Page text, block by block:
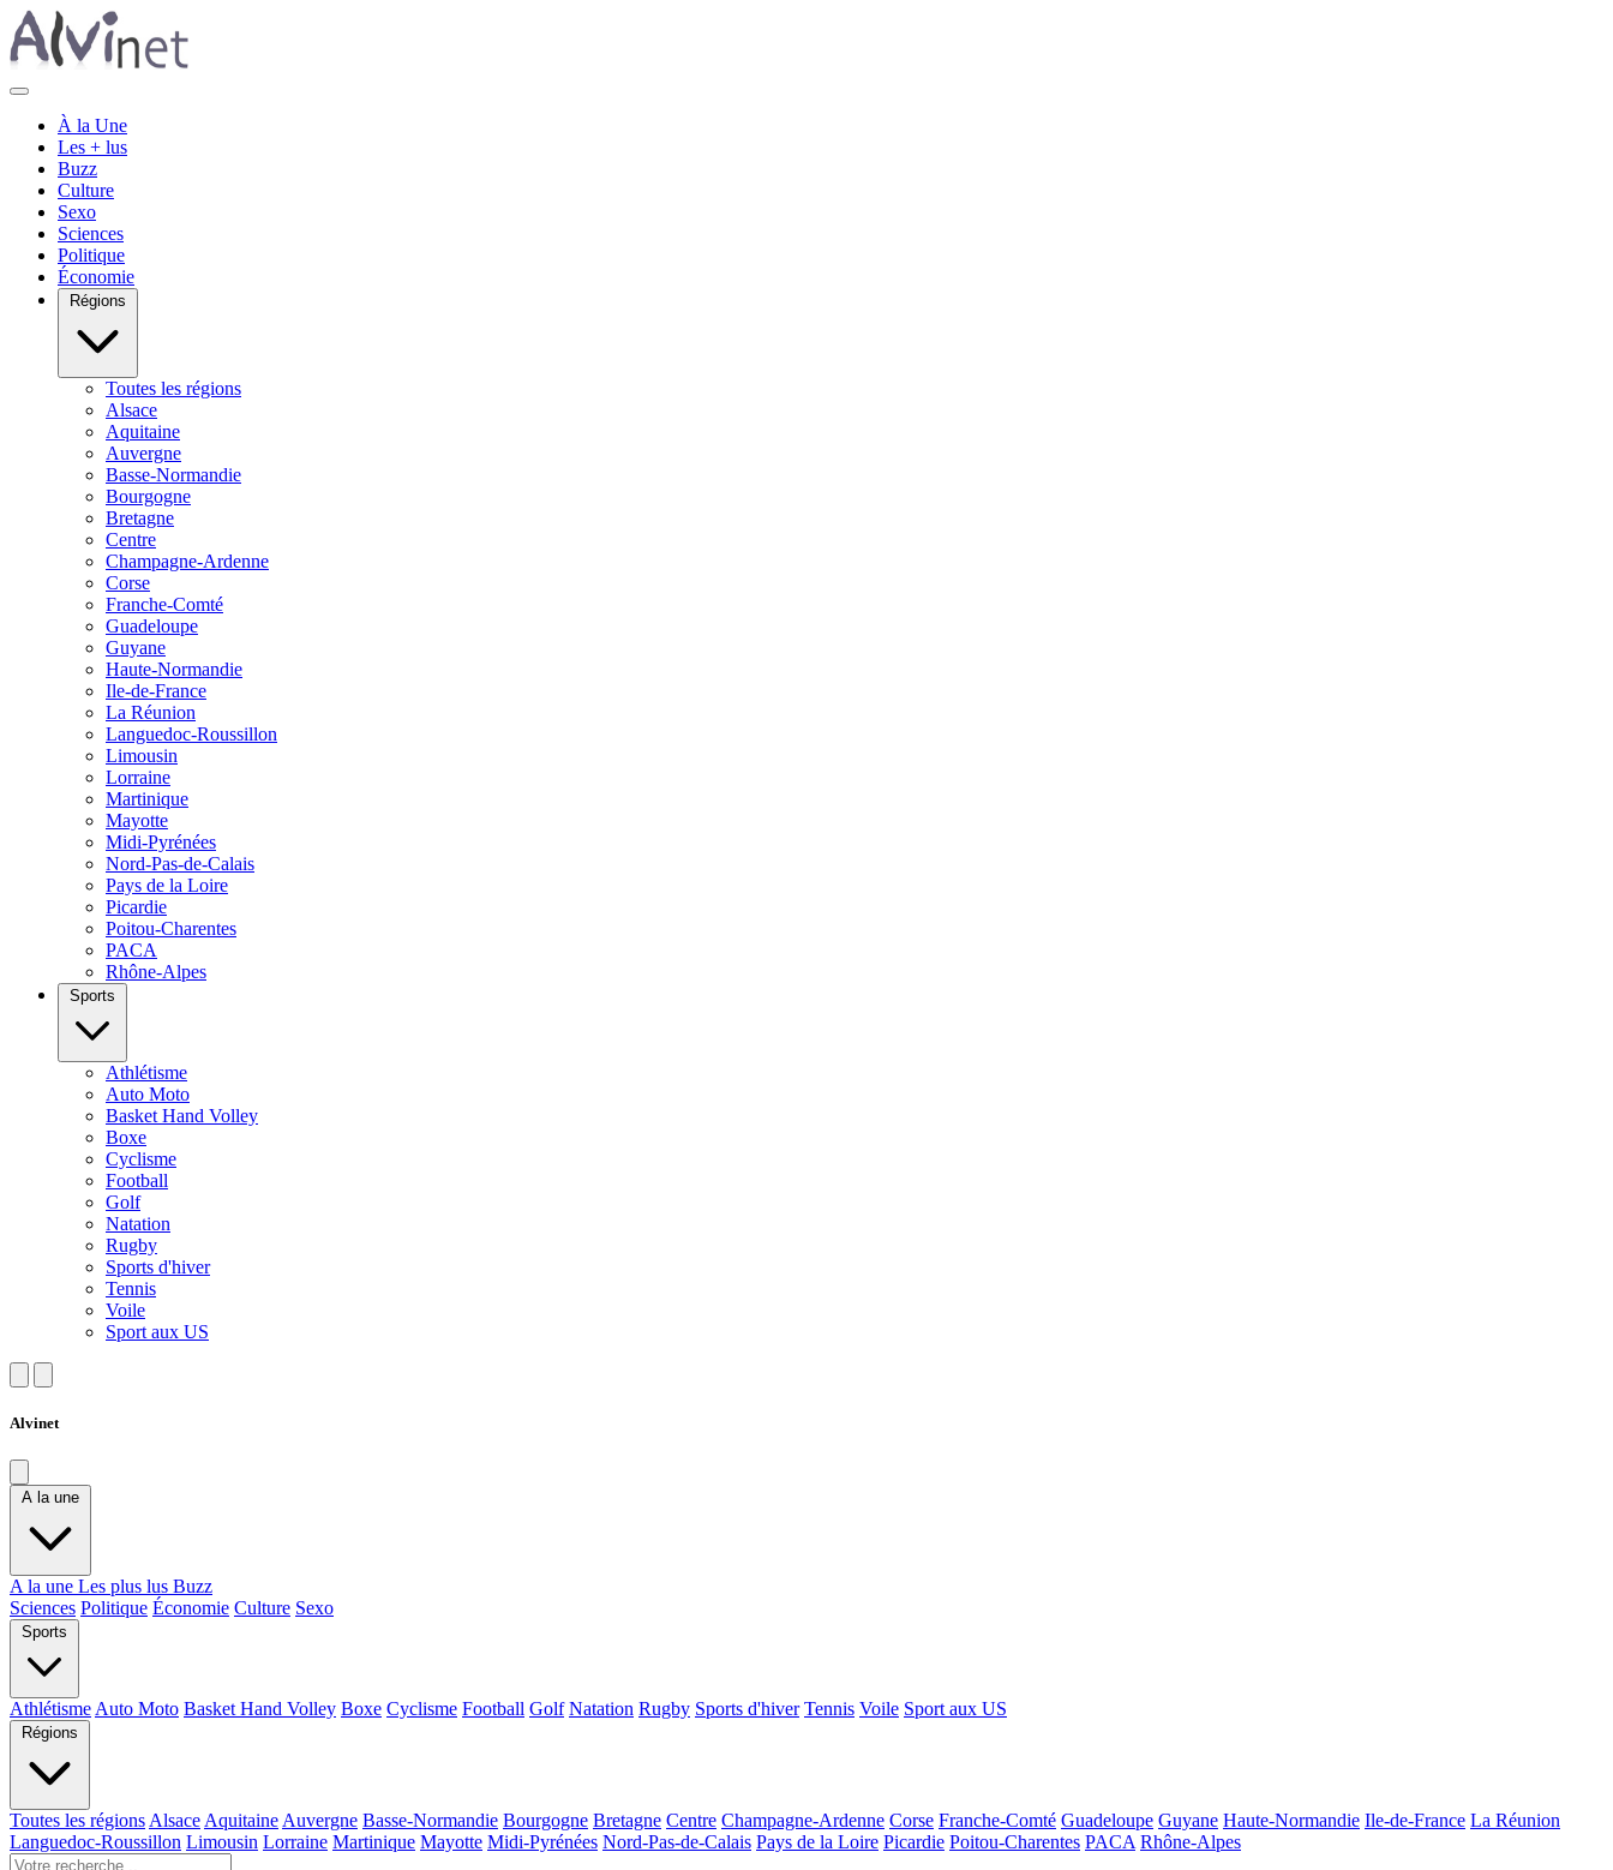
À la Une
Les + lus
Buzz
Culture
Sexo
Sciences
Politique
Économie
Régions
Toutes les régions
Alsace
Aquitaine
Auvergne
Basse-Normandie
Bourgogne
Bretagne
Centre
Champagne-Ardenne
Corse
Franche-Comté
Guadeloupe
Guyane
Haute-Normandie
Ile-de-France
La Réunion
Languedoc-Roussillon
Limousin
Lorraine
Martinique
Mayotte
Midi-Pyrénées
Nord-Pas-de-Calais
Pays de la Loire
Picardie
Poitou-Charentes
PACA
Rhône-Alpes
Sports
Athlétisme
Auto Moto
Basket Hand Volley
Boxe
Cyclisme
Football
Golf
Natation
Rugby
Sports d'hiver
Tennis
Voile
Sport aux US
Alvinet
A la une
A la une Les plus lus Buzz
Sciences Politique Économie Culture Sexo
Sports
Athlétisme Auto Moto Basket Hand Volley Boxe Cyclisme Football Golf Natation Rugby Sports d'hiver Tennis Voile Sport aux US
Régions
Toutes les régions Alsace Aquitaine Auvergne Basse-Normandie Bourgogne Bretagne Centre Champagne-Ardenne Corse Franche-Comté Guadeloupe Guyane Haute-Normandie Ile-de-France La Réunion
Languedoc-Roussillon Limousin Lorraine Martinique Mayotte Midi-Pyrénées Nord-Pas-de-Calais Pays de la Loire Picardie Poitou-Charentes PACA Rhône-Alpes